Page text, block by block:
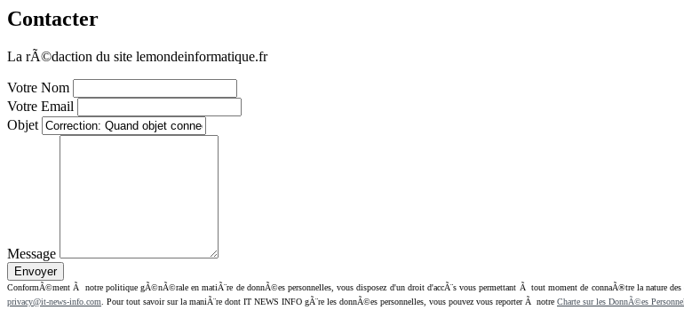
Contacter
La rÃ©daction du site lemondeinformatique.fr
Votre Nom
Votre Email
Objet
Message
ConformÃ©ment Ã notre politique gÃ©nÃ©rale en matiÃ¨re de donnÃ©es personnelles, vous disposez d'un droit d'accÃ¨s vous permettant Ã tout moment de connaÃ®tre la nature
privacy@it-news-info.com . Pour tout savoir sur la maniÃ¨re dont IT NEWS INFO gÃ¨re les donnÃ©es personnelles, vous pouvez vous reporter Ã notre Charte sur les DonnÃ©es